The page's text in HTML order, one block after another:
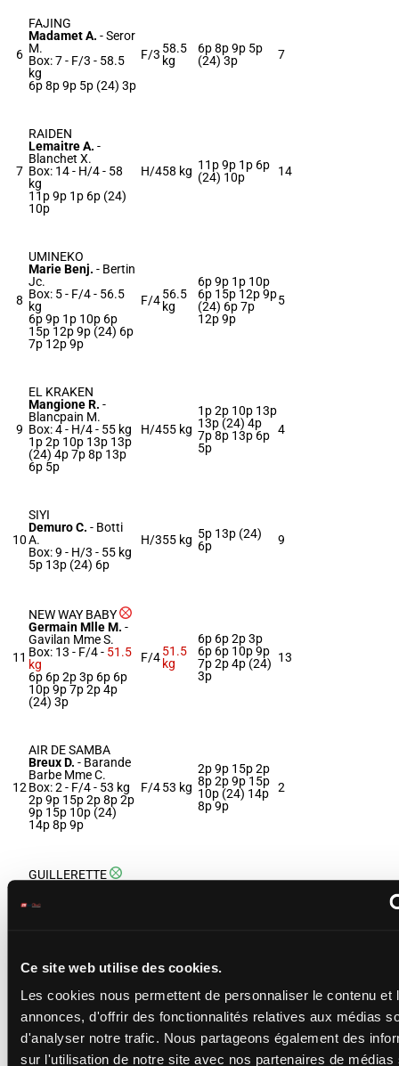
Ce site web utilise des cookies.
Les cookies nous permettent de personnaliser le contenu et
annonces, d'offrir des fonctionnalités relatives aux médias
d'analyser notre trafic. Nous partageons également des
sur l'utilisation de notre site avec nos partenaires de médias
6
FAJING
Madamet A. -Seror
M.
Box: 7 - F/3 - 58.5
kg
6p 8p 9p 5p (24) 3p
F/3 58.5
kg
6p 8p 9p 5p
(24) 3p
7
7
RAIDEN
Lemaitre A. -
Blanchet X.
Box: 14 - H/4 - 58
kg
11p 9p 1p 6p (24)
10p
H/458 kg 11p 9p 1p 6p
(24) 10p
14
8
UMINEKO
Marie Benj. - Bertin
Jc.
Box: 5 - F/4 - 56.5
kg
6p 9p 1p 10p 6p
15p 12p 9p (24) 6p
7p 12p 9p
F/456.5
kg
6p 9p 1p 10p
6p 15p 12p 9p
(24) 6p 7p
12p 9p
5
9
EL KRAKEN
Mangione R. -
Blancpain M.
Box: 4 - H/4 - 55 kg
1p 2p 10p 13p 13p
(24) 4p 7p 8p 13p
6p 5p
H/455 kg
1p 2p 10p 13p
13p (24) 4p
7p 8p 13p 6p
5p
4
10
SIYI
Demuro C. - Botti
A.
Box: 9 - H/3 - 55 kg
5p 13p (24) 6p
H/355 kg 5p 13p (24)
6p
9
11
NEW WAY BABY
Germain Mlle M. -
Gavilan Mme S.
Box: 13 - F/4 - 51.5
kg
6p 6p 2p 3p 6p 6p
10p 9p 7p 2p 4p
(24) 3p
F/451.5
kg
6p 6p 2p 3p
6p 6p 10p 9p
7p 2p 4p (24)
3p
13
12
AIR DE SAMBA
Breux D. - Barande
Barbe Mme C.
Box: 2 - F/4 - 53 kg
2p 9p 15p 2p 8p 2p
9p 15p 10p (24)
14p 8p 9p
F/453 kg
2p 9p 15p 2p
8p 2p 9p 15p
10p (24) 14p
8p 9p
2
13
GUILLERETTE
Mme C.
MAYA CHOP (NR)
-Parize
J.
H/4 -51.5 kg
11p 9p 5p 2p 8p 5p
1p 5p 10p 9p 9p 7p
51.5
kg
11p 9p 5p 2p
10p 9p 9p 7p